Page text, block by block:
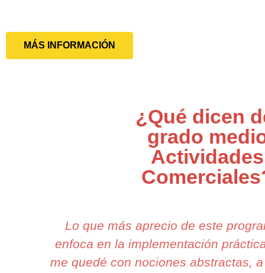
MÁS INFORMACIÓN
¿Qué dicen
grado
Actividades
Lo que más aprecio de este
enfoca en la implementación
me quedé con nociones abstractas,